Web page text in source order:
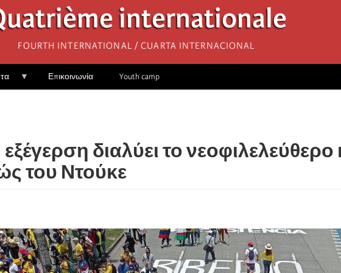
internationale
Fourth International / Cuarta Internacional
Επικοινωνία Youth camp
διαλύει το νεοφιλελεύθερο
του Ντούκε